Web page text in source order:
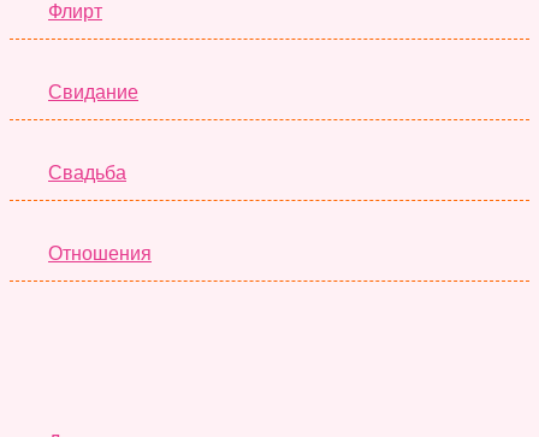
Флирт
Свидание
Свадьба
Отношения